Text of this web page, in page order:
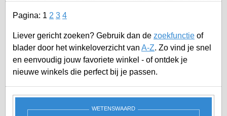
Pagina: 1 2 3 4
Liever gericht zoeken? Gebruik dan de zoekfunctie of
blader door het winkeloverzicht van A-Z. Zo vind je snel
en eenvoudig jouw favoriete winkel - of ontdek je
nieuwe winkels die perfect bij je passen.
WETENSWAARD